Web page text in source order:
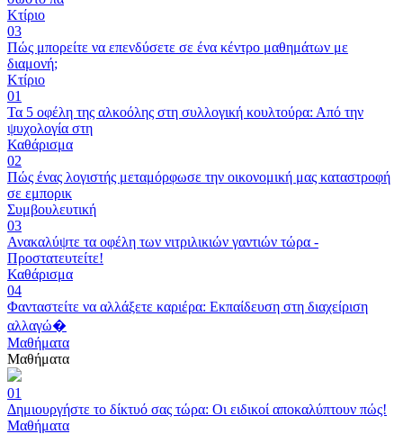
Κτίριο
03
Πώς μπορείτε να επενδύσετε σε ένα κέντρο μαθημάτων με
διαμονή;
Κτίριο
01
Τα 5 οφέλη της αλκοόλης στη συλλογική κουλτούρα: Από την
ψυχολογία στη
Καθάρισμα
02
Πώς ένας λογιστής μεταμόρφωσε την οικονομική μας καταστροφή
σε εμπορικ
Συμβουλευτική
03
Ανακαλύψτε τα οφέλη των νιτριλικιών γαντιών τώρα -
Προστατευτείτε!
Καθάρισμα
04
Φανταστείτε να αλλάξετε καριέρα: Εκπαίδευση στη διαχείριση
αλλαγώ�
Μαθήματα
Μαθήματα
01
Δημιουργήστε το δίκτυό σας τώρα: Οι ειδικοί αποκαλύπτουν πώς!
Μαθήματα